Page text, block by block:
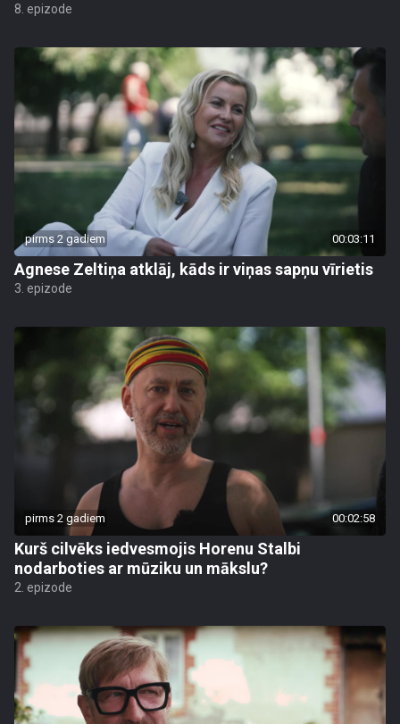
8. epizode
pirms 2 gadiem 00:03:11
Agnese Zeltiņa atklāj, kāds ir viņas sapņu vīrietis
3. epizode
pirms 2 gadiem 00:02:58
Kurš cilvēks iedvesmojis Horenu Stalbi
nodarboties ar mūziku un mākslu?
2. epizode